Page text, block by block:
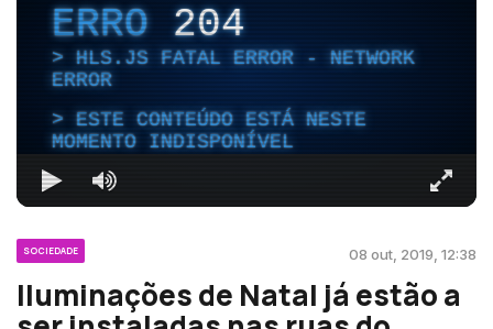
ERRO204
HLS.JS FATAL ERROR - NETWORK
ERROR
ESTE CONTEÚDO ESTÁ NESTE
MOMENTO INDISPONÍVEL
SOCIEDADE 08 out, 2019, 12:38
Iluminações de Natal já estão a